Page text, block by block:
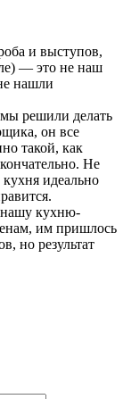
и выступов,
— это не наш
нашли
решили делать
он все
такой, как
Не
идеально
нашу кухню-
им пришлось
но результат